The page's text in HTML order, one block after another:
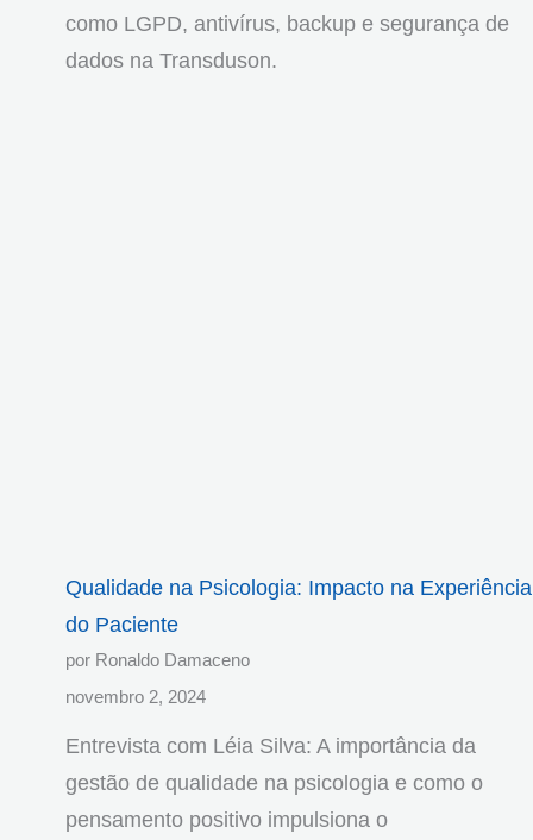
como LGPD, antivírus, backup e segurança de
dados na Transduson.
Qualidade na Psicologia: Impacto na Experiência
do Paciente
por Ronaldo Damaceno
novembro 2, 2024
Entrevista com Léia Silva: A importância da
gestão de qualidade na psicologia e como o
pensamento positivo impulsiona o